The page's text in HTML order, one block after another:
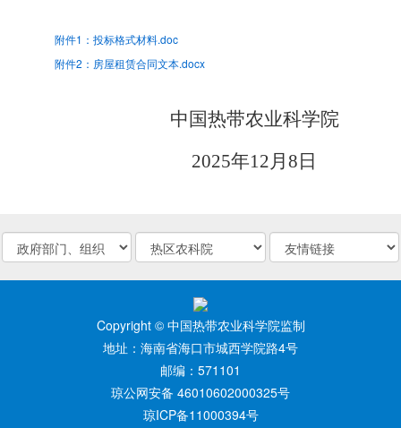
附件1：投标格式材料.doc
附件2：房屋租赁合同文本.docx
中国热带农业科学院
2025年12月 8 日
Copyright © 中国热带农业科学院监制
地址：海南省海口市城西学院路4号
邮编：571101
琼公网安备 46010602000325号
琼ICP备11000394号